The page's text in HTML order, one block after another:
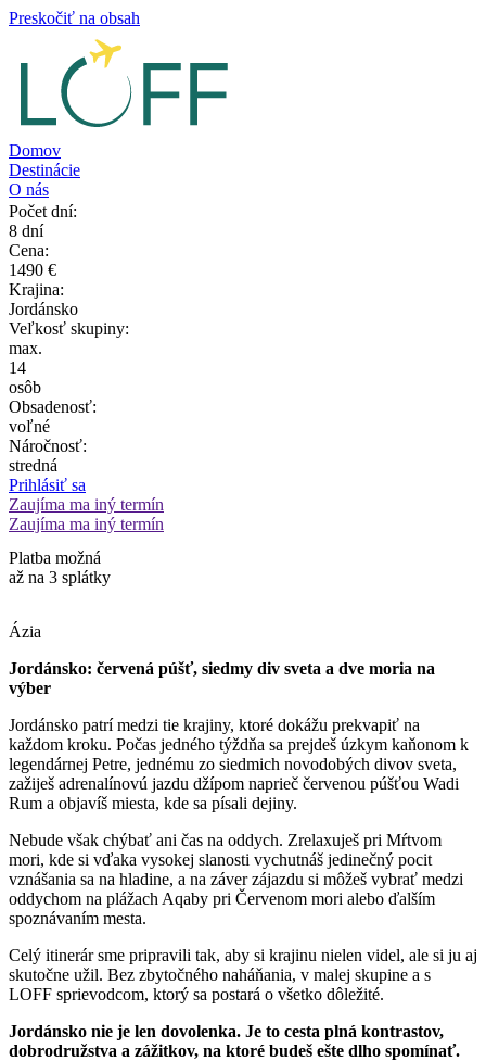
Preskočiť na obsah
Domov
Destinácie
O nás
Jordánsko - veľký okruh
3.11.2026
–
10.11.2026
Počet dní:
8 dní
Cena:
1490 €
Krajina:
Jordánsko
Veľkosť skupiny:
max.
14
osôb
Obsadenosť:
voľné
Náročnosť:
stredná
Prihlásiť sa
Zaujíma ma iný termín
Zaujíma ma iný termín
Platba možná
až na 3 splátky
Ázia
Jordánsko: červená púšť, siedmy div sveta a dve moria na
výber
Jordánsko patrí medzi tie krajiny, ktoré dokážu prekvapiť na
každom kroku. Počas jedného týždňa sa prejdeš úzkym kaňonom k
legendárnej Petre, jednému zo siedmich novodobých divov sveta,
zažiješ adrenalínovú jazdu džípom naprieč červenou púšťou Wadi
Rum a objavíš miesta, kde sa písali dejiny.
Nebude však chýbať ani čas na oddych. Zrelaxuješ pri Mŕtvom
mori, kde si vďaka vysokej slanosti vychutnáš jedinečný pocit
vznášania sa na hladine, a na záver zájazdu si môžeš vybrať medzi
oddychom na plážach Aqaby pri Červenom mori alebo ďalším
spoznávaním mesta.
Celý itinerár sme pripravili tak, aby si krajinu nielen videl, ale si ju aj
skutočne užil. Bez zbytočného naháňania, v malej skupine a s
LOFF sprievodcom, ktorý sa postará o všetko dôležité.
Jordánsko nie je len dovolenka. Je to cesta plná kontrastov,
dobrodružstva a zážitkov, na ktoré budeš ešte dlho spomínať.